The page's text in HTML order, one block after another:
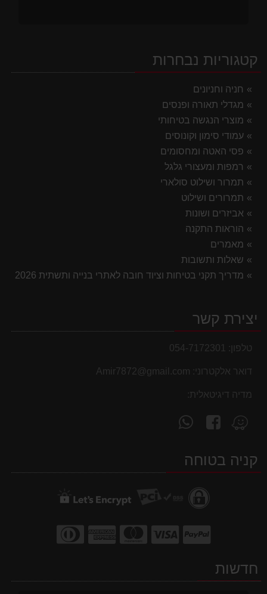
קטגוריות נבחרות
חניה וחניונים
מגדלי תאורה ופנסים
מוצרי הנגשה בטיחותי
עמודי סימון וקונוסים
פסי האטה ומחסומים
רמפות ומעצורי גלגל
תמרור ושילוט סולארי
תמרורים ושילוט
אביזרים ושונות
הוראות התקנה
מאמרים
שאלות ותשובות
מדריך תקני בטיחות וציוד חובה לאתרי בנייה ותשתית 2026
יצירת קשר
טלפון: 054-7172301
דואר אלקטרוני: Amir7872@gmail.com
מדיה דיגיטאלית:
מצא
אותנו
Waze
עקוב
אחרינו
facebookקניה בטוחה
חדשות